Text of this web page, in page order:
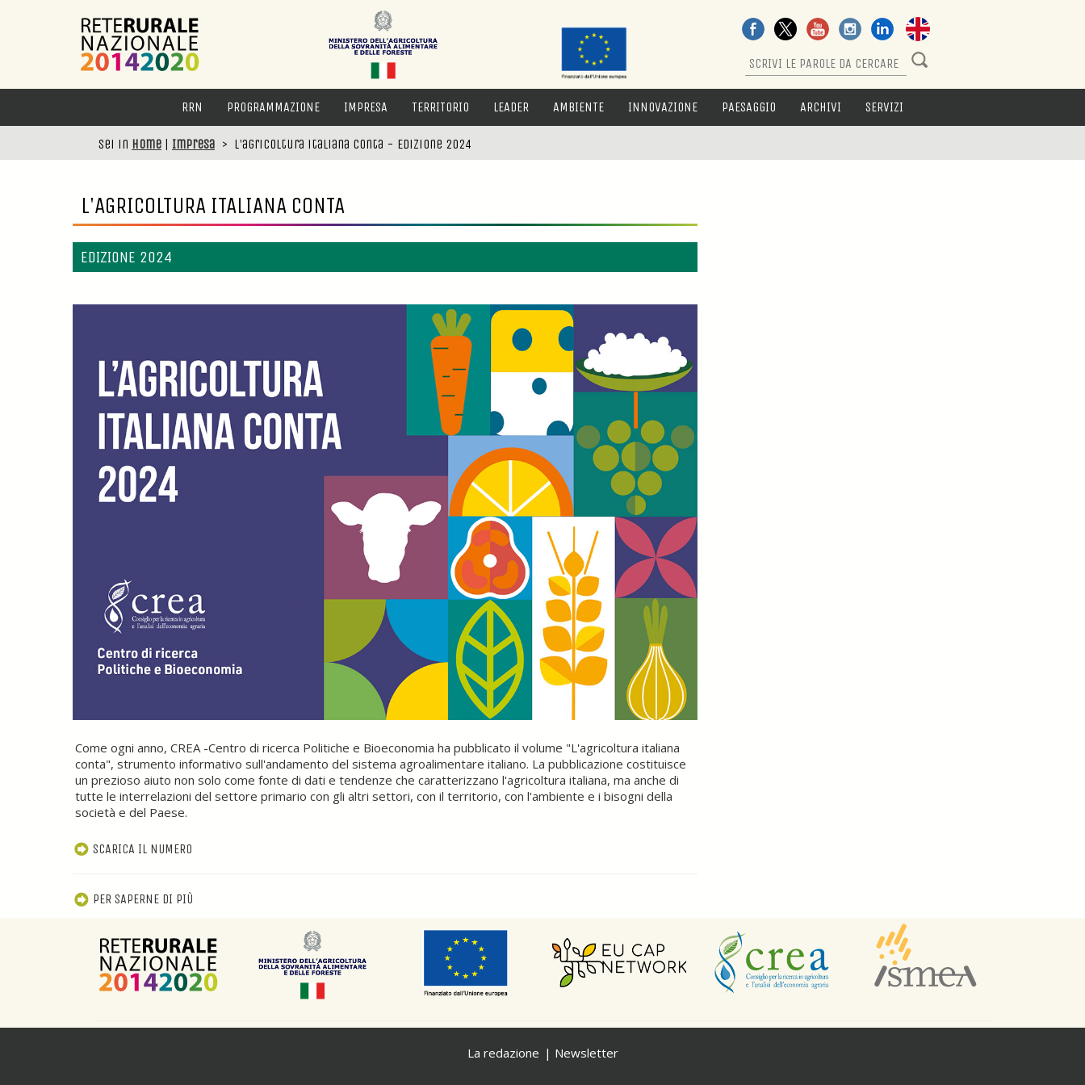
RRN PROGRAMMAZIONE IMPRESA TERRITORIO LEADER AMBIENTE INNOVAZIONE PAESAGGIO ARCHIVI SERVIZI
Sei in Home | Impresa > L'agricoltura italiana conta - Edizione 2024
L'AGRICOLTURA ITALIANA CONTA
EDIZIONE 2024
Come ogni anno, CREA -Centro di ricerca Politiche e Bioeconomia ha pubblicato il volume "L'agricoltura italiana
conta", strumento informativo sull'andamento del sistema agroalimentare italiano. La pubblicazione costituisce
un prezioso aiuto non solo come fonte di dati e tendenze che caratterizzano l'agricoltura italiana, ma anche di
tutte le interrelazioni del settore primario con gli altri settori, con il territorio, con l'ambiente e i bisogni della
società e del Paese.
SCARICA IL NUMERO
PER SAPERNE DI PIÙ
La redazione Newsletter